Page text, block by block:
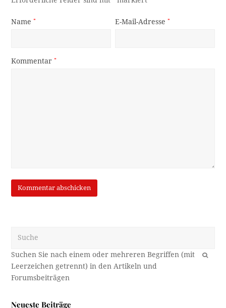
Name* E-Mail-Adresse*
Kommentar*
OK
Neueste Beiträge